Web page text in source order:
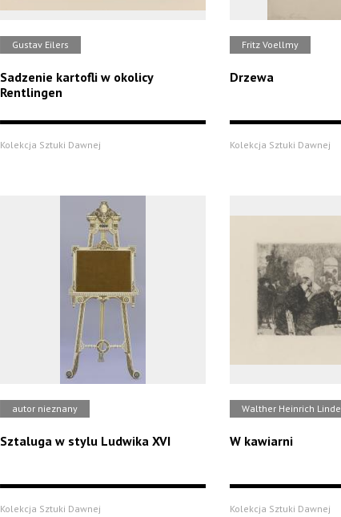
Gustav Eilers
Sadzenie kartofli w okolicy
Rentlingen
Kolekcja Sztuki Dawnej
Fritz Voellmy
Drzewa
Kolekcja Sztuki Dawnej
autor nieznany
Sztaluga w stylu Ludwika XVI
Kolekcja Sztuki Dawnej
Walther Heinrich Linde
W kawiarni
Kolekcja Sztuki Dawnej